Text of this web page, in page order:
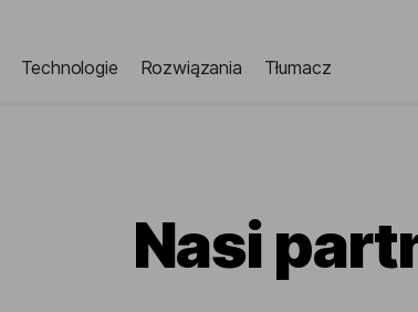
Technologie Rozwiązania Tłumacz
Nasi